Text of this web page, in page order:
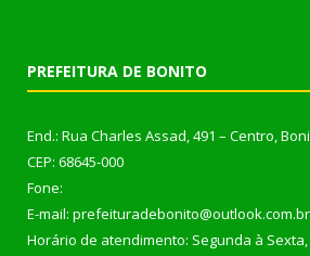
PREFEITURA DE BONITO
End.: Rua Charles Assad, 491 – Centro,
CEP: 68645-000
Fone:
E-mail: prefeituradebonito@outlook.com.br
Horário de atendimento: Segunda à